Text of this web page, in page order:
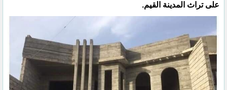
على تراث المدينة القيم.